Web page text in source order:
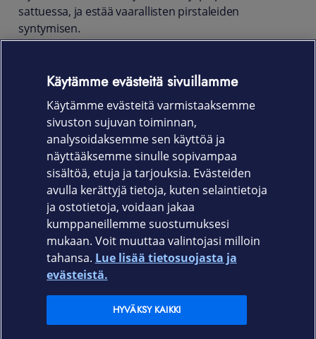
sattuessa, ja estää vaarallisten pirstaleiden
syntymisen.
kuperalle pinnalle, eikä vaikuta näytön
kosketusominaisuuksiin. Myös lika ja pöly jäävät
kalvon ulkopuolelle.
Tuotekoodi
861-1566
Elisa.fi
Käytämme evästeitä sivuillamme
Käytämme evästeitä varmistaaksemme
sivuston sujuvan toiminnan,
analysoidaksemme sen käyttöä ja
näyttääksemme sinulle sopivampaa
sisältöä, etuja ja tarjouksia. Evästeiden
avulla kerättyjä tietoja, kuten selaintietoja
ja ostotietoja, voidaan jakaa
kumppaneillemme suostumuksesi
mukaan. Voit muuttaa valintojasi milloin
tahansa. Lue lisää tietosuojasta ja
evästeistä.
HYVÄKSY KAIKKI